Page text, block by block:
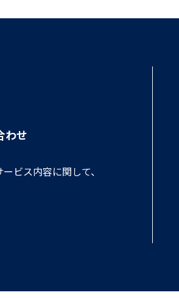
わせ
ビス内容に関して、